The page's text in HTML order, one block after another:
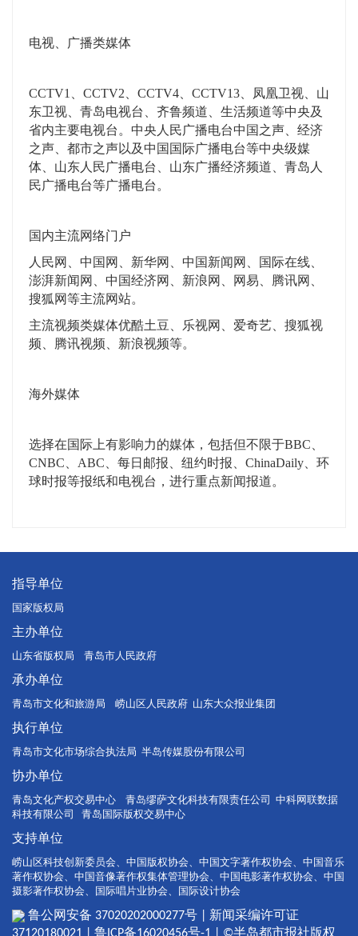
电视、广播类媒体
CCTV1、CCTV2、CCTV4、CCTV13、凤凰卫视、山
东卫视、青岛电视台、齐鲁频道、生活频道等中央及
省内主要电视台。中央人民广播电台中国之声、经济
之声、都市之声以及中国国际广播电台等中央级媒
体、山东人民广播电台、山东广播经济频道、青岛人
民广播电台等广播电台。
国内主流网络门户
人民网、中国网、新华网、中国新闻网、国际在线、
澎湃新闻网、中国经济网、新浪网、网易、腾讯网、
搜狐网等主流网站。
主流视频类媒体优酷土豆、乐视网、爱奇艺、搜狐视
频、腾讯视频、新浪视频等。
海外媒体
选择在国际上有影响力的媒体，包括但不限于BBC、
CNBC、ABC、每日邮报、纽约时报、ChinaDaily、环
球时报等报纸和电视台，进行重点新闻报道。
指导单位
国家版权局
主办单位
山东省版权局 青岛市人民政府
承办单位
青岛市文化和旅游局 崂山区人民政府 山东大众报业集团
执行单位
青岛市文化市场综合执法局 半岛传媒股份有限公司
协办单位
青岛文化产权交易中心 青岛缪萨文化科技有限责任公司 中科网联数据
科技有限公司 青岛国际版权交易中心
支持单位
崂山区科技创新委员会、中国版权协会、中国文字著作权协会、中国音乐
著作权协会、中国音像著作权集体管理协会、中国电影著作权协会、中国
摄影著作权协会、国际唱片业协会、国际设计协会
鲁公网安备 37020202000277号 | 新闻采编许可证